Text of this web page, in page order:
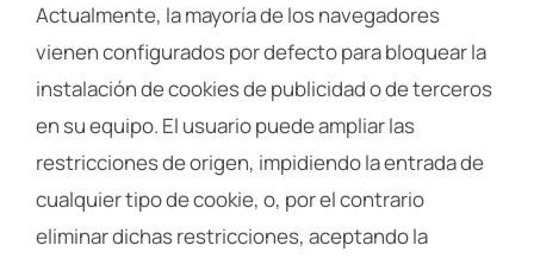
Actualmente, la mayoría de los navegadores
vienen configurados por defecto para bloquear la
instalación de cookies de publicidad o de terceros
en su equipo. El usuario puede ampliar las
restricciones de origen, impidiendo la entrada de
cualquier tipo de cookie, o, por el contrario
eliminar dichas restricciones, aceptando la